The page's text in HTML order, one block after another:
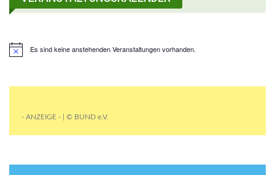
Es sind keine anstehenden Veranstaltungen vorhanden.
- ANZEIGE - | © BUND e.V.